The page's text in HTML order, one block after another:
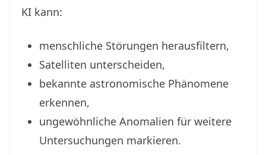
KI kann:
menschliche Störungen herausfiltern,
Satelliten unterscheiden,
bekannte astronomische Phänomene
erkennen,
ungewöhnliche Anomalien für weitere
Untersuchungen markieren.